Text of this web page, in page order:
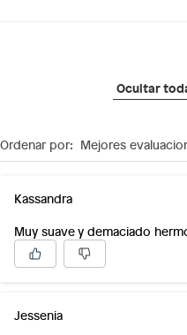
Ocultar
Ordenar por: Mejores
Kassandra
Muy suave y demaciado
Jessenia